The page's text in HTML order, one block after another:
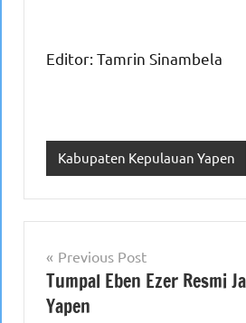
Editor: Tamrin Sinambela
Kabupaten Kepulauan Yapen
Navigasi
pos
Previous Post
Tumpal Eben Ezer Resmi
Yapen